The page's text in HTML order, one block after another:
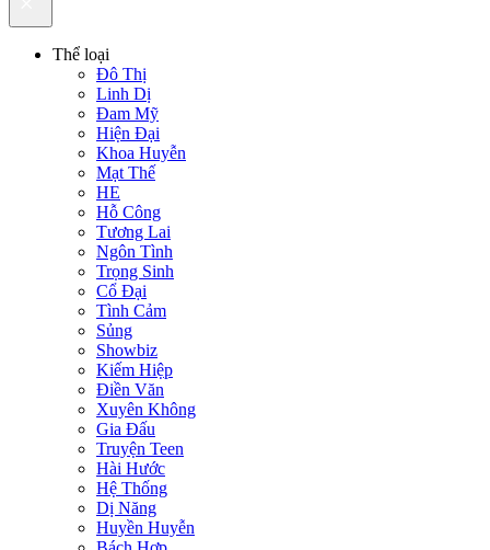
Thể loại
Đô Thị
Linh Dị
Đam Mỹ
Hiện Đại
Khoa Huyễn
Mạt Thế
HE
Hỗ Công
Tương Lai
Ngôn Tình
Trọng Sinh
Cổ Đại
Tình Cảm
Sủng
Showbiz
Kiếm Hiệp
Điền Văn
Xuyên Không
Gia Đấu
Truyện Teen
Hài Hước
Hệ Thống
Dị Năng
Huyền Huyễn